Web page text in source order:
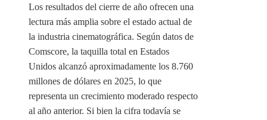
Los resultados del cierre de año ofrecen una
lectura más amplia sobre el estado actual de
la industria cinematográfica. Según datos de
Comscore, la taquilla total en Estados
Unidos alcanzó aproximadamente los 8.760
millones de dólares en 2025, lo que
representa un crecimiento moderado respecto
al año anterior. Si bien la cifra todavía se